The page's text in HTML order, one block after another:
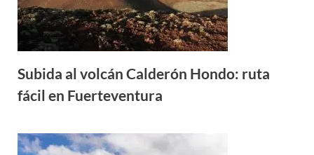
Subida al volcán Calderón Hondo: ruta
fácil en Fuerteventura